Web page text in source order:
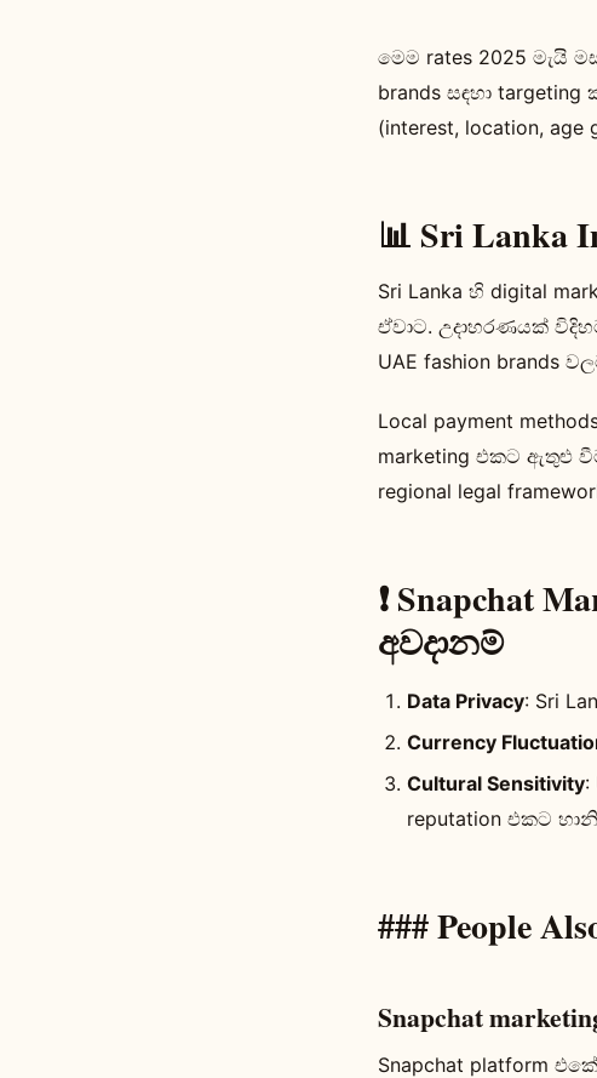
මෙම rates 2025 මැයි
brands සඳහා
(interest, location,
📊 Sri Lanka
Sri Lanka හි digital
ඒවාට. උදාහරණයක්
UAE fashion brands
Local payment
marketing එකට ඇතුළු
regional legal
❗ Snapchat
අවදානම්
Data Privacy: Sri
Currency
Cultural Sensitivity:
reputation එකට
### People
Snapchat
Snapchat platform